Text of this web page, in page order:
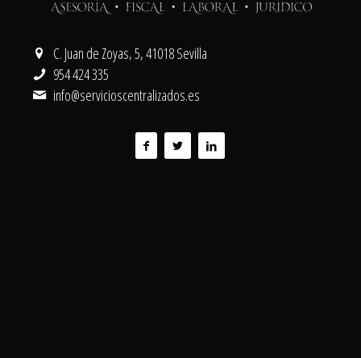
C. Juan de Zoyas, 5, 41018 Sevilla
954 424 335
info@servicioscentralizados.es